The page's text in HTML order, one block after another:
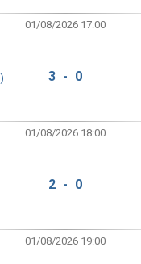
01/08/2026 17:00
3 - 0
01/08/2026 18:00
2 - 0
01/08/2026 19:00